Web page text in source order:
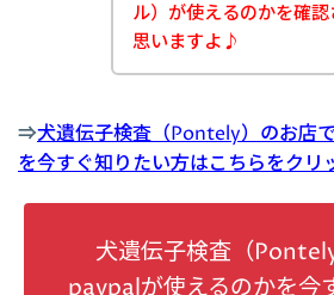
ル）が使えるのかを確
思いますよ♪
⇒犬遺伝子検査（Pontely）のお店
を今すぐ知りたい方はこちらをクリ
犬遺伝子検査（
paypalが使えるのかを今